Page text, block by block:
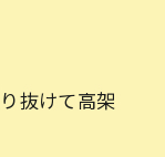
抜けて高架